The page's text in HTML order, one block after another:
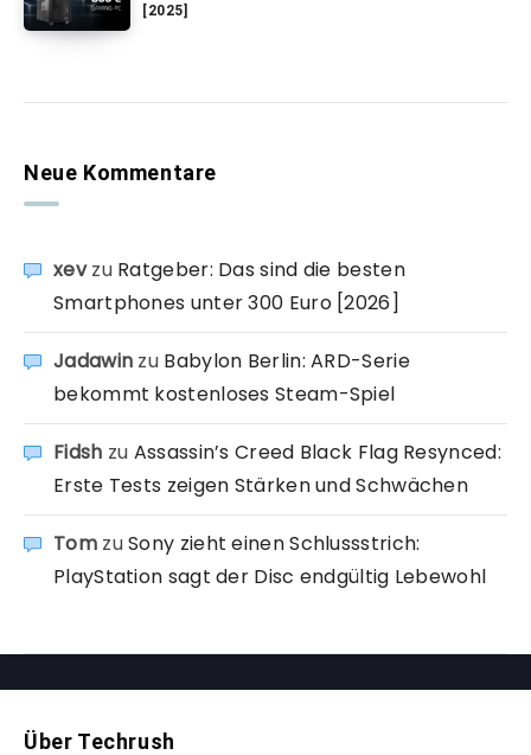
[2025]
Neue Kommentare
xevzu Ratgeber: Das sind die besten
Smartphones unter 300 Euro [2026]
Jadawin zu Babylon Berlin: ARD-Serie
bekommt kostenloses Steam-Spiel
Fidsh zu Assassin’s Creed Black Flag Resynced:
Erste Tests zeigen Stärken und Schwächen
TomzuSony zieht einen Schlussstrich:
PlayStation sagt der Disc endgültig Lebewohl
Über Techrush